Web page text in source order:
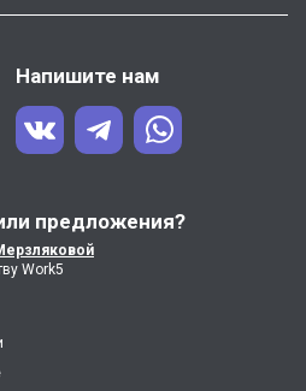
Напишите нам
предложения?
Work5